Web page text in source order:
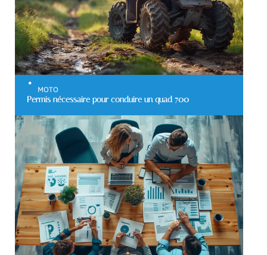
MOTO
Permis nécessaire pour conduire un quad 700